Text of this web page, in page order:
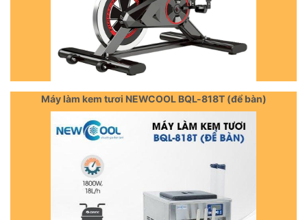
Máy làm kem tươi NEWCOOL BQL-818T (để bàn)